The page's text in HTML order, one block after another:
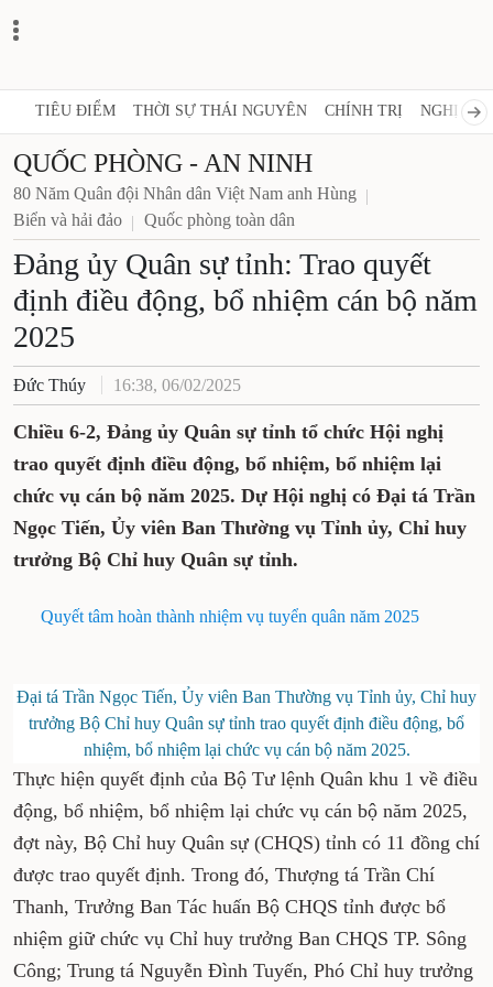
TIÊU ĐIỂM THỜI SỰ THÁI NGUYÊN CHÍNH TRỊ NGHỊ
QUỐC PHÒNG - AN NINH
80 Năm Quân đội Nhân dân Việt Nam anh Hùng
Biển và hải đảo
Quốc phòng toàn dân
Đảng ủy Quân sự tỉnh: Trao quyết
định điều động, bổ nhiệm cán bộ năm
2025
Đức Thúy 16:38, 06/02/2025
Chiều 6-2, Đảng ủy Quân sự tỉnh tổ chức Hội nghị
trao quyết định điều động, bổ nhiệm, bổ nhiệm lại
chức vụ cán bộ năm 2025. Dự Hội nghị có Đại tá Trần
Ngọc Tiến, Ủy viên Ban Thường vụ Tỉnh ủy, Chỉ huy
trưởng Bộ Chỉ huy Quân sự tỉnh.
Quyết tâm hoàn thành nhiệm vụ tuyển quân năm 2025
Đại tá Trần Ngọc Tiến, Ủy viên Ban Thường vụ Tỉnh ủy, Chỉ huy
trưởng Bộ Chỉ huy Quân sự tỉnh trao quyết định điều động, bổ
nhiệm, bổ nhiệm lại chức vụ cán bộ năm 2025.
Thực hiện quyết định của Bộ Tư lệnh Quân khu 1 về điều
động, bổ nhiệm, bổ nhiệm lại chức vụ cán bộ năm 2025,
đợt này, Bộ Chỉ huy Quân sự (CHQS) tỉnh có 11 đồng chí
được trao quyết định. Trong đó, Thượng tá Trần Chí
Thanh, Trưởng Ban Tác huấn Bộ CHQS tỉnh được bổ
nhiệm giữ chức vụ Chỉ huy trưởng Ban CHQS TP. Sông
Công; Trung tá Nguyễn Đình Tuyến, Phó Chỉ huy trưởng